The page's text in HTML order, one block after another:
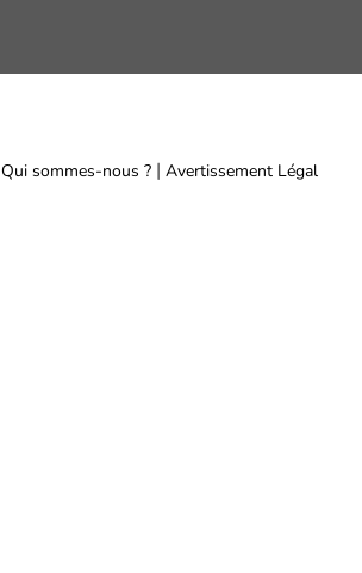
Qui sommes-nous ? | Avertissement Légal